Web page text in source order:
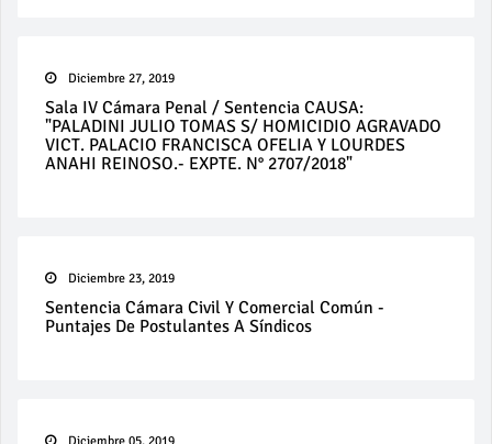
Diciembre 27, 2019
Sala IV Cámara Penal / Sentencia CAUSA:
"PALADINI JULIO TOMAS S/ HOMICIDIO AGRAVADO
VICT. PALACIO FRANCISCA OFELIA Y LOURDES
ANAHI REINOSO.- EXPTE. N° 2707/2018"
Diciembre 23, 2019
Sentencia Cámara Civil Y Comercial Común -
Puntajes De Postulantes A Síndicos